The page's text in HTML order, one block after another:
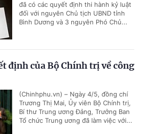
đã có các quyết định thi hành kỷ luật
đối với nguyên Chủ tịch UBND tỉnh
Bình Dương và 3 nguyên Phó Chủ...
định của Bộ Chính trị về công
(Chinhphu.vn) – Ngày 4/5, đồng chí
Trương Thị Mai, Ủy viên Bộ Chính trị,
Bí thư Trung ương Đảng, Trưởng Ban
Tổ chức Trung ương đã làm việc với...